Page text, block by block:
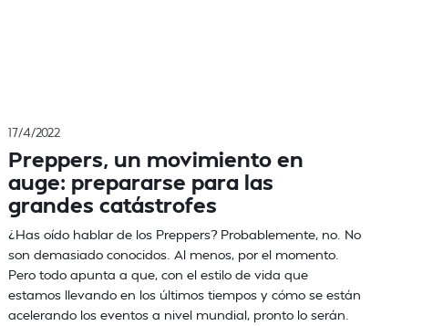
17/4/2022
Preppers, un movimiento en
auge: prepararse para las
grandes catástrofes
¿Has oído hablar de los Preppers? Probablemente, no. No
son demasiado conocidos. Al menos, por el momento.
Pero todo apunta a que, con el estilo de vida que
estamos llevando en los últimos tiempos y cómo se están
acelerando los eventos a nivel mundial, pronto lo serán.